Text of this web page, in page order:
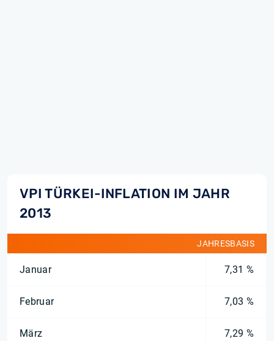
VPI TÜRKEI-INFLATION IM JAHR
2013
JAHRESBASIS
Januar 7,31 %
Februar 7,03 %
März 7,29 %